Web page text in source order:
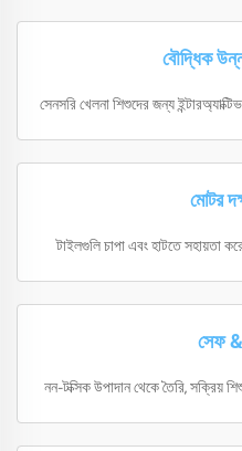
বৌদ্ধিক
সেনসরি খেলনা শিশুদের জন্য
মোটর
টাইলগুলি চাপা এবং হাটতে সহায়তা
সেফ
নন-টক্সিক উপাদান থেকে তৈরি, সক্রিয়